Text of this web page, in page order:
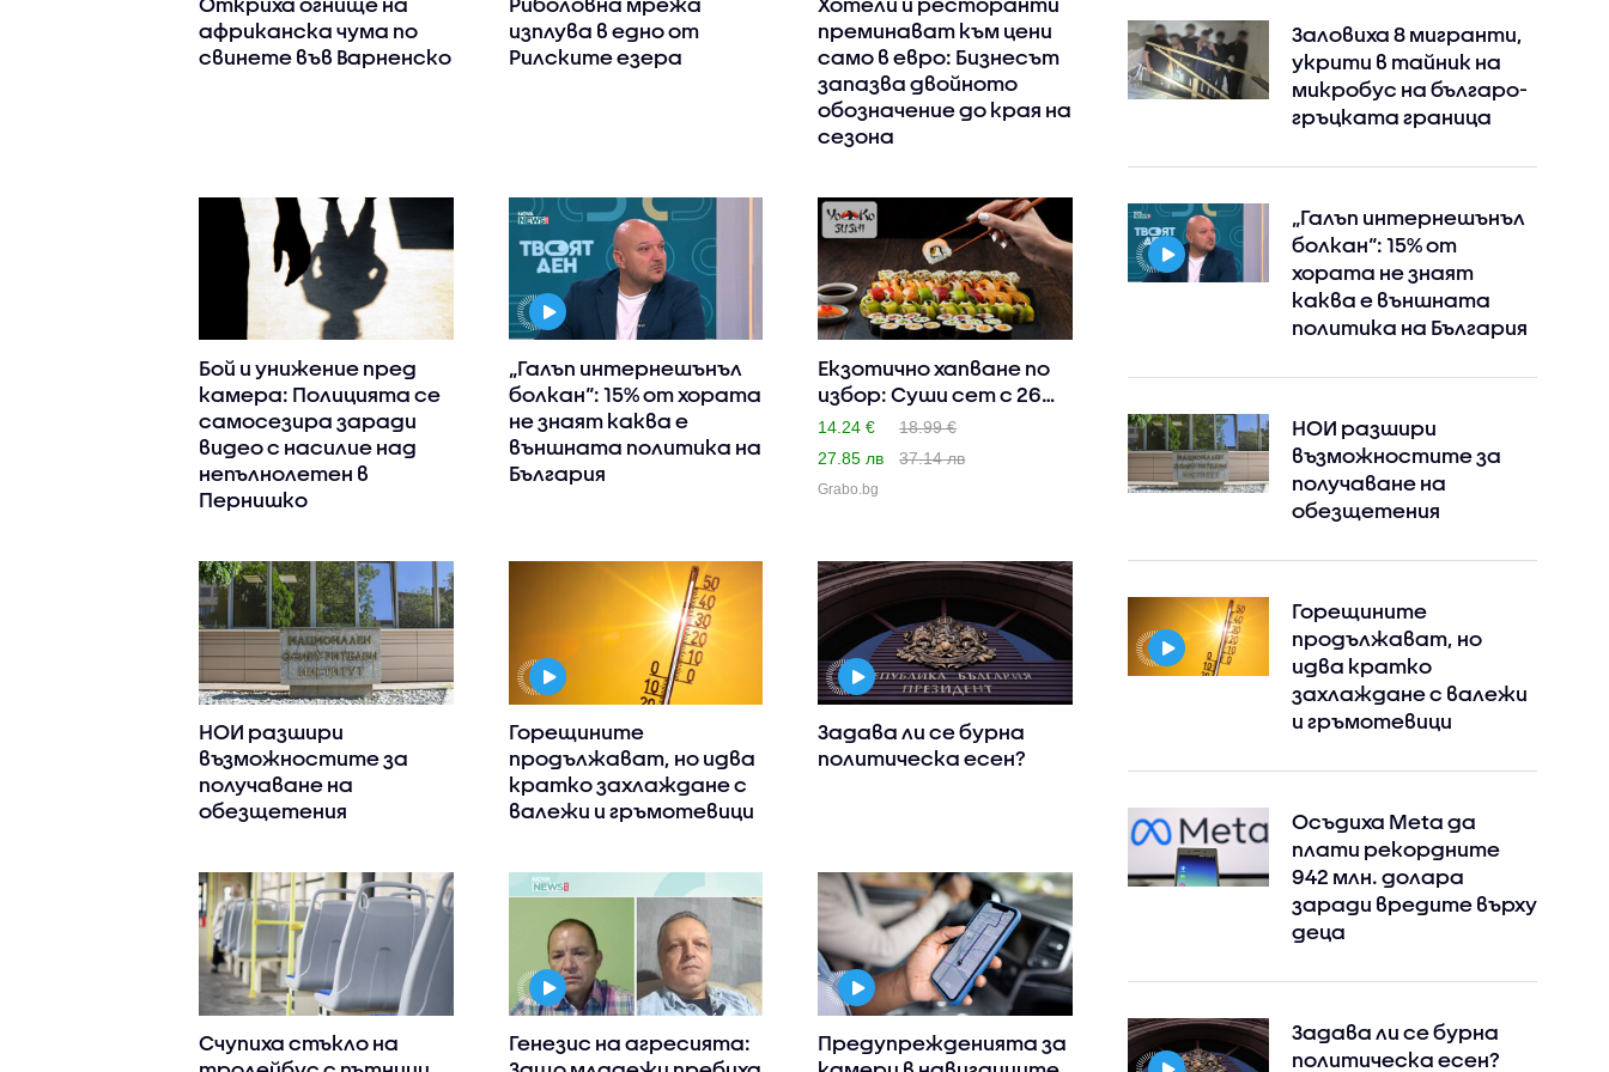
африканска чума по
свинете във Варненско
изплува в едно от
Рилските езера
преминават към цени
само в евро: Бизнесът
запазва двойното
обозначение до края на
сезона
Бой и унижение пред
камера: Полицията се
самосезира заради
видео с насилие над
непълнолетен в
Пернишко
„Галъп интернешънъл
болкан“: 15% от хората
не знаят каква е
външната политика на
България
Екзотично хапване по
избор: Суши сет с 26
ил..
14.24 €
18.99 €
27.85 лв
37.14 лв
Grabo.bg
НОИ разшири
възможностите за
получаване на
обезщетения
Горещините
продължават, но идва
кратко захлаждане с
валежи и гръмотевици
Задава ли се бурна
политическа есен?
Счупиха стъкло на
Генезис на агресията:
Предупрежденията за
Заловиха 8 мигранти,
укрити в тайник на
микробус на българо-
гръцката граница
„Галъп интернешънъл
болкан“: 15% от
хората не знаят
каква е външната
политика на България
НОИ разшири
възможностите за
получаване на
обезщетения
Горещините
продължават, но
идва кратко
захлаждане с валежи
и гръмотевици
Осъдиха Meta да
плати рекордните
942 млн. долара
заради вредите върху
деца
Задава ли се бурна
политическа есен?